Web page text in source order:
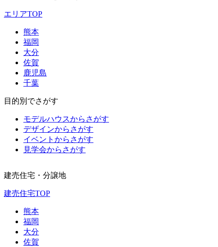
エリアTOP
熊本
福岡
大分
佐賀
鹿児島
千葉
目的別でさがす
モデルハウスからさがす
デザインからさがす
イベントからさがす
見学会からさがす
建売住宅・分譲地
建売住宅TOP
熊本
福岡
大分
佐賀